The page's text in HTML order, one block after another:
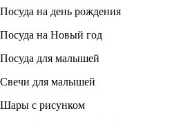
Посуда на день рождения
Посуда на Новый год
Посуда для малышей
Свечи для малышей
Шары с рисунком